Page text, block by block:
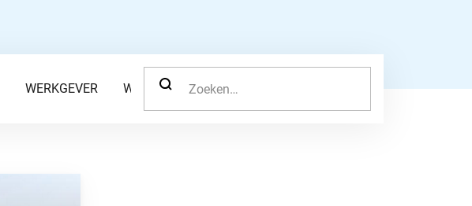
WERKGEVER WERKNEMER
ZOEK NAAR: